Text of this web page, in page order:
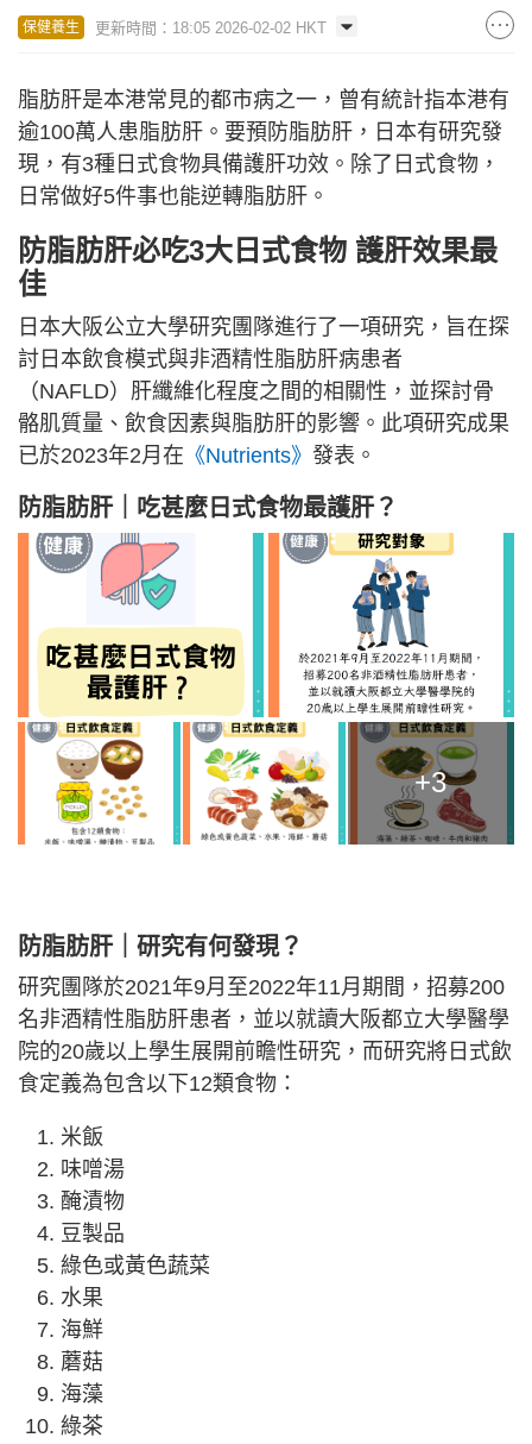
保健養生 更新時間：18:05 2026-02-02 HKT
脂肪肝是本港常見的都市病之一，曾有統計指本港有
逾100萬人患脂肪肝。要預防脂肪肝，日本有研究發
現，有3種日式食物具備護肝功效。除了日式食物，
日常做好5件事也能逆轉脂肪肝。
防脂肪肝必吃3大日式食物 護肝效果最
佳
日本大阪公立大學研究團隊進行了一項研究，旨在探
討日本飲食模式與非酒精性脂肪肝病患者
（NAFLD）肝纖維化程度之間的相關性，並探討骨
骼肌質量、飲食因素與脂肪肝的影響。此項研究成果
已於2023年2月在 《Nutrients》 發表。
防脂肪肝｜吃甚麼日式食物最護肝？
+3
防脂肪肝｜研究有何發現？
研究團隊於2021年9月至2022年11月期間，招募200
名非酒精性脂肪肝患者，並以就讀大阪都立大學醫學
院的20歲以上學生展開前瞻性研究，而研究將日式飲
食定義為包含以下12類食物：
米飯
味噌湯
醃漬物
豆製品
綠色或黃色蔬菜
水果
海鮮
蘑菇
海藻
綠茶